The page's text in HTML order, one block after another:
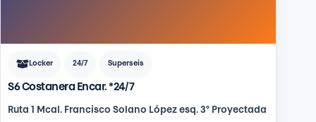
Locker 24/7 Superseis
S6 Costanera Encar. *24/7
Ruta 1 Mcal. Francisco Solano López esq. 3° Proyectada